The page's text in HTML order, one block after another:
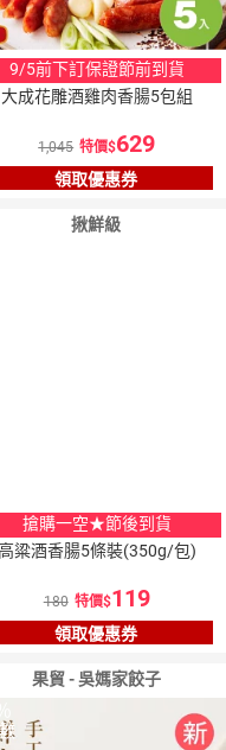
9/5前下訂保證節前到貨
大成花雕酒雞肉香腸5包組
1,045 特價 629
領取優惠券
揪鮮級
搶購一空★節後到貨
粱酒香腸5條裝(350g/包)
180 特價 119
領取優惠券
果貿 - 吳媽家餃子